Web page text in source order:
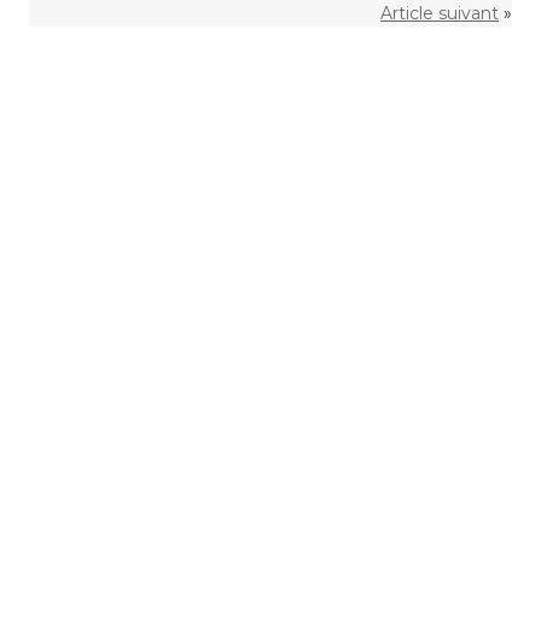
Article suivant »